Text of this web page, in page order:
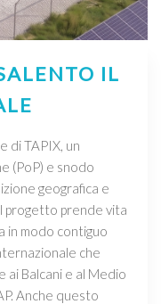
IL
di TAPIX, un
(PoP) e snodo
geografica e
progetto prende vita
in modo contiguo
che
ai Balcani e al Medio
Anche questo